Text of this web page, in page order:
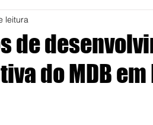
de
do MDB
leitura